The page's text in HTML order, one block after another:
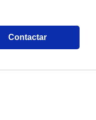
Contactar